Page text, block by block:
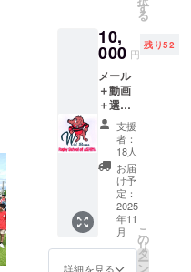
り込んだ内容と
なっています。
・収録時間：約
10分間 ・提供方
法：メールに
URLを記載しま
す。 ③選手達の
直筆寄せ書き
メッセージ
（データ）《予
定内容》…支え
てくださった
方々へのお礼や
大会終了後の気
持ち、今後の抱
負など、選手達
のこれからを知
や、選手達の情
熱が伝わる写真
タックシーン、
トライシーン等
見どころ満載の
スポット動画。
スクール全体で
応援送り出して
くれた壮行会動
画、そして全国
大会終了後の御
礼動画などを盛
り込んだ内容と
なっています。
す
る
10,
000 円
残り52
メール
＋動画
＋選手
寄せ書
き＋オ
リジナ
ルス
テッ
カー ①
感謝の
気持ち
を込め
てお礼
メール
支援
者：
18人
お届
け予
定：
2025
年11
月
詳細を見る
こ
の
リ
タ
ー
ン